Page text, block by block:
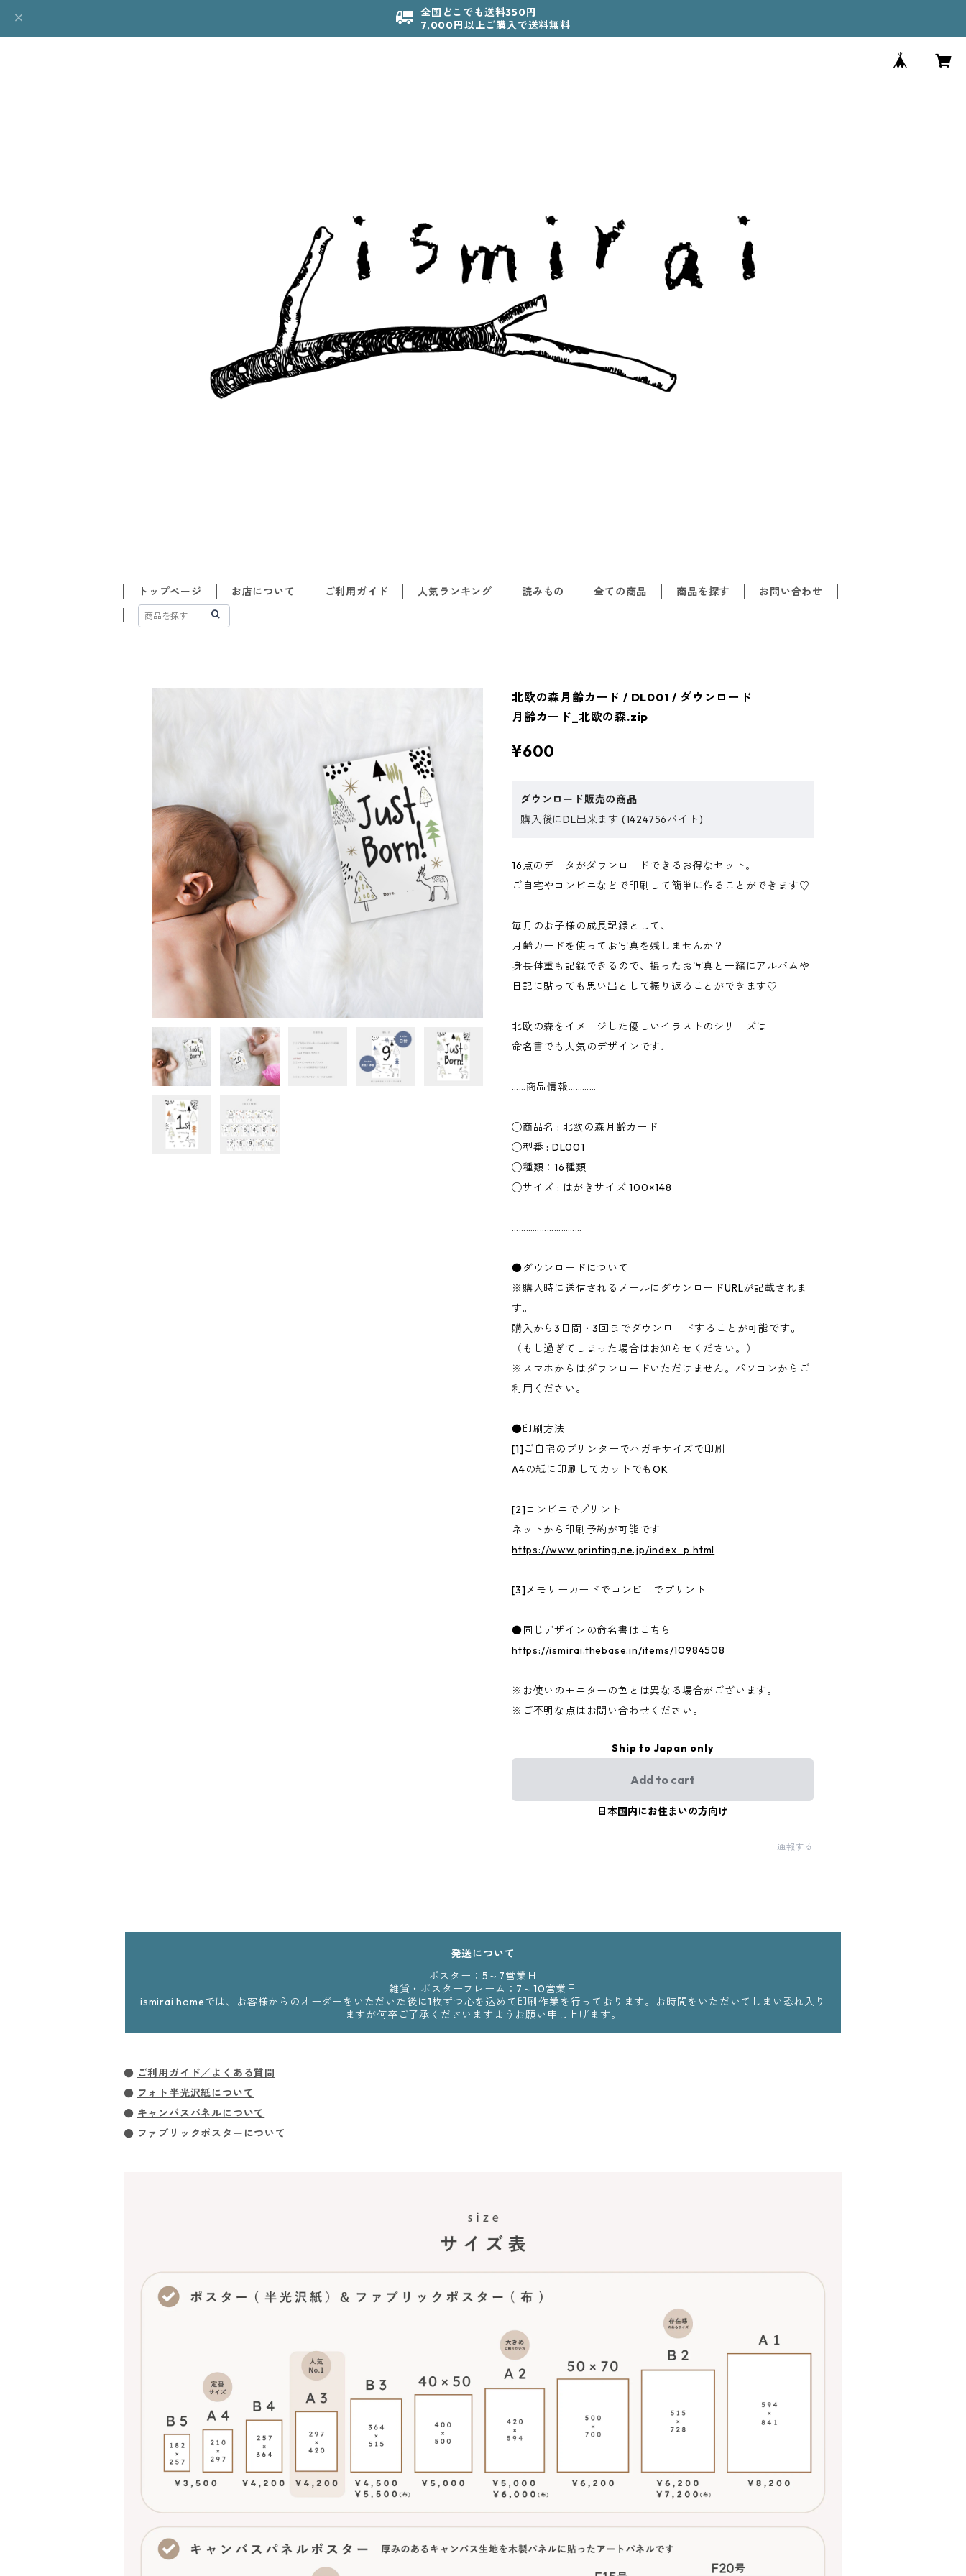
全国どこでも送料350円
7,000円以上ご購入で送料無料
トップページ お店について ご利用ガイド 人気ランキング 読みもの 全ての商品 商品を探す お問い合わせ
北欧の森月齢カード / DL001 / ダウンロード
月齢カード_北欧の森.zip
¥600
ダウンロード販売の商品
購入後にDL出来ます (1424756バイト)
16点のデータがダウンロードできるお得なセット。
ご自宅やコンビニなどで印刷して簡単に作ることができます♡
毎月のお子様の成長記録として、
月齢カードを使ってお写真を残しませんか？
身長体重も記録できるので、撮ったお写真と一緒にアルバムや
日記に貼っても思い出として振り返ることができます♡
北欧の森をイメージした優しいイラストのシリーズは
命名書でも人気のデザインです♩
……商品情報…………
◯商品名 : 北欧の森月齢カード
◯型番 : DL001
◯種類：16種類
◯サイズ : はがきサイズ 100×148
…………………………
●ダウンロードについて
※購入時に送信されるメールにダウンロードURLが記載されま
す。
購入から3日間・3回までダウンロードすることが可能です。
（もし過ぎてしまった場合はお知らせください。）
※スマホからはダウンロードいただけません。パソコンからご
利用ください。
●印刷方法
[1]ご自宅のプリンターでハガキサイズで印刷
A4の紙に印刷してカットでもOK
[2]コンビニでプリント
ネットから印刷予約が可能です
https://www.printing.ne.jp/index_p.html
[3]メモリーカードでコンビニでプリント
●同じデザインの命名書はこちら
https://ismirai.thebase.in/items/10984508
※お使いのモニターの色とは異なる場合がございます。
※ご不明な点はお問い合わせください。
Ship to Japan only
Add to cart
日本国内にお住まいの方向け
通報する
発送について
ポスター：5～7営業日
雑貨・ポスターフレーム：7～10営業日
ismirai homeでは、お客様からのオーダーをいただいた後に1枚ずつ心を込めて印刷作業を行っております。お時間をいただいてしまい恐れ入り
ますが何卒ご了承くださいますようお願い申し上げます。
● ご利用ガイド／よくある質問
● フォト半光沢紙について
● キャンバスパネルについて
● ファブリックポスターについて